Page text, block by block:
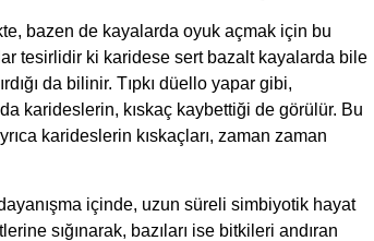
bazen de kayalarda oyuk açmak için bu
tesirlidir ki karidese sert bazalt kayalarda bile
da bilinir. Tıpkı düello yapar gibi,
karideslerin, kıskaç kaybettiği de görülür. Bu
karideslerin kıskaçları, zaman zaman
içinde, uzun süreli simbiyotik hayat
sığınarak, bazıları ise bitkileri andıran